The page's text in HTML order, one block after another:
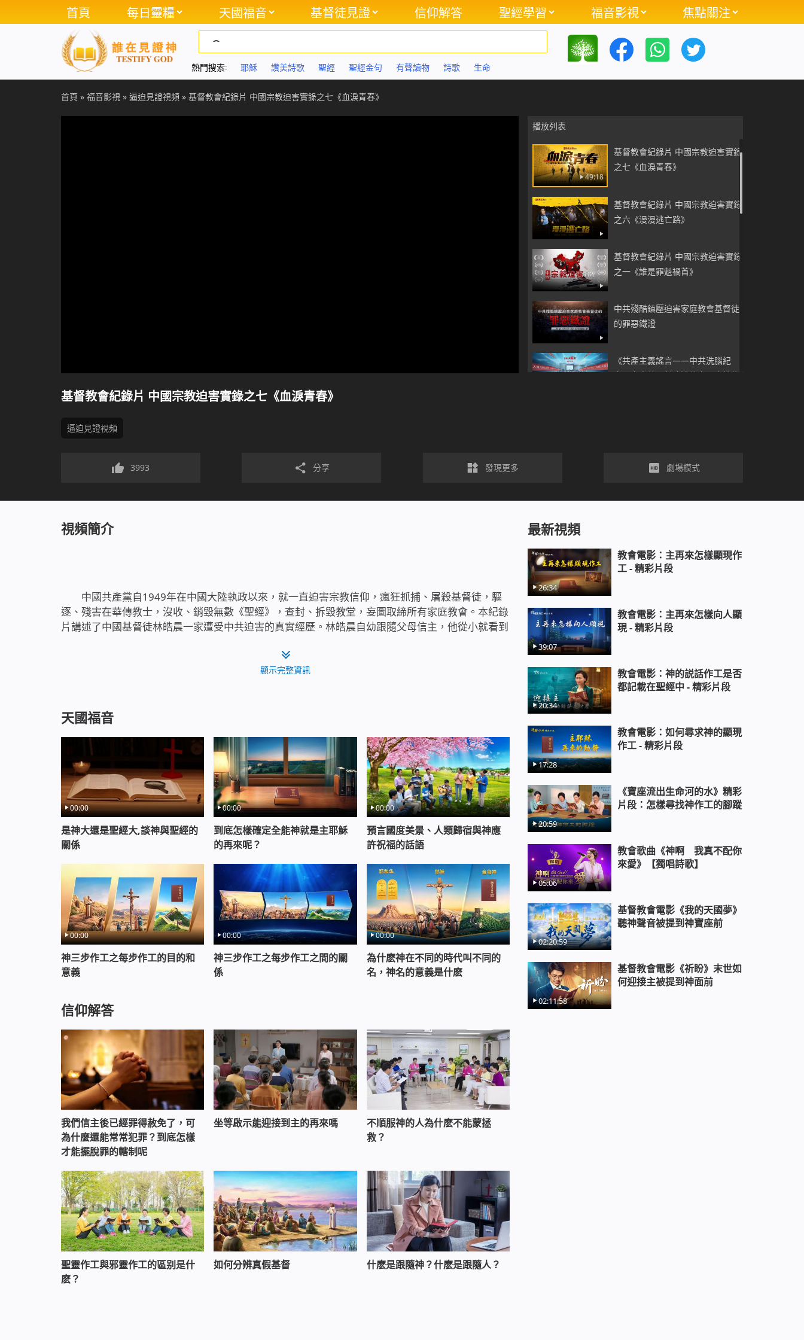
首頁 每日靈糧 天國福音 基督徒見證 信仰解答 聖經學習 福音影視 焦點關注
熱門搜索: 耶穌 讚美詩歌 聖經 聖經金句 有聲讀物 詩歌 生命
首頁 » 福音影視 » 逼迫見證視頻 » 基督教會紀錄片 中國宗教迫害實錄之七《血淚青春》
播放列表
49:18
基督教會紀錄片 中國宗教迫害實錄
之七《血淚青春》
基督教會紀錄片 中國宗教迫害實錄
之六《漫漫逃亡路》
基督教會紀錄片 中國宗教迫害實錄
之一《誰是罪魁禍首》
中共殘酷鎮壓迫害家庭教會基督徒
的罪惡鐵證
《共產主義謠言——中共洗腦紀
實》之中共以封建迷信定罪宗教信
《如此對話——審訊紀實》之中共
基督徒精彩反駁中共的造謠毀謗
《山東招遠案真相揭祕》麥當勞故
《中國宗教迫害實錄》欲蓋彌彰
《窗外寒梅》基督徒的得勝見證
錄》
基督教會紀錄片 中國宗教迫害實錄之七《血淚青春》
逼迫見證視頻
3993 分享 發現更多 劇場模式
視頻簡介
中國共產黨自1949年在中國大陸執政以來，就一直迫害宗教信仰，瘋狂抓捕、屠殺基督徒，驅
逐、殘害在華傳教士，沒收、銷毀無數《聖經》，查封、拆毀教堂，妄圖取締所有家庭教會。本紀錄
片講述了中國基督徒林皓晨一家遭受中共迫害的真實經歷。林皓晨自幼跟隨父母信主，他從小就看到
了中共政府更加瘋狂的抓捕、迫害。林皓晨的母親在逃亡中病逝，他與父親、哥哥三人四處逃亡、有
家難歸，原本幸福、美滿的家被中共迫害得骨肉分離、家破人亡……
顯示完整資訊
天國福音
00:00
是神大還是聖經大,談神與聖經的
關係
00:00
到底怎樣確定全能神就是主耶穌
的再來呢？
00:00
預言國度美景、人類歸宿與神應
許祝福的話語
00:00
神三步作工之每步作工的目的和
意義
00:00
神三步作工之每步作工之間的關
係
00:00
為什麽神在不同的時代叫不同的
名，神名的意義是什麽
信仰解答
我們信主後已經罪得赦免了，可
為什麼還能常常犯罪？到底怎樣
才能擺脫罪的轄制呢
坐等啟示能迎接到主的再來嗎
不順服神的人為什麽不能蒙拯
救？
聖靈作工與邪靈作工的區别是什
麽？
如何分辨真假基督 什麽是跟隨神？什麽是跟隨人？
最新視頻
26:34
教會電影：主再來怎樣顯現作
工 - 精彩片段
39:07
教會電影：主再來怎樣向人顯
現 - 精彩片段
20:34
教會電影：神的説話作工是否
都記載在聖經中 - 精彩片段
17:28
教會電影：如何尋求神的顯現
作工 - 精彩片段
20:59
《寶座流出生命河的水》精彩
片段：怎樣尋找神作工的腳蹤
05:06
教會歌曲《神啊 我真不配你
來愛》【獨唱詩歌】
02:20:59
基督教會電影《我的天國夢》
聽神聲音被提到神寶座前
02:11:58
基督教會電影《祈盼》末世如
何迎接主被提到神面前